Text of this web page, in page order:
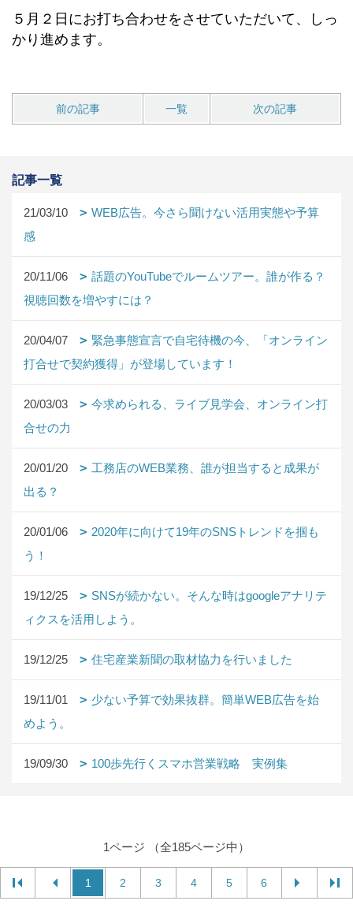
５月２日にお打ち合わせをさせていただいて、しっ
かり進めます。
前の記事 一覧 次の記事
記事一覧
21/03/10
WEB広告。今さら聞けない活用実態や予算
感
20/11/06
話題のYouTubeでルームツアー。誰が作る？
視聴回数を増やすには？
20/04/07
緊急事態宣言で自宅待機の今、「オンライン
打合せで契約獲得」が登場しています！
20/03/03
今求められる、ライブ見学会、オンライン打
合せの力
20/01/20
工務店のWEB業務、誰が担当すると成果が
出る？
20/01/06
2020年に向けて19年のSNSトレンドを掴も
う！
19/12/25
SNSが続かない。そんな時はgoogleアナリテ
ィクスを活用しよう。
19/12/25 住宅産業新聞の取材協力を行いました
19/11/01
少ない予算で効果抜群。簡単WEB広告を始
めよう。
19/09/30 100歩先行くスマホ営業戦略 実例集
1ページ （全185ページ中）
1 2 3 4 5 6